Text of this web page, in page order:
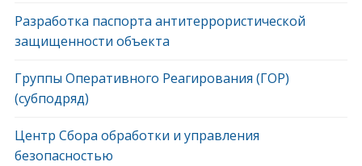
Разработка паспорта антитеррористической
защищенности объекта
Группы Оперативного Реагирования (ГОР)
(субподряд)
Центр Сбора обработки и управления
безопасностью